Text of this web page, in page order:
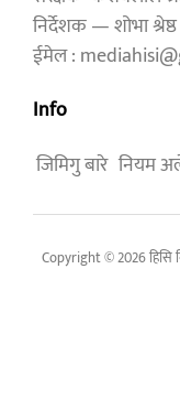
निर्देशक — शोभा श्रेष्ठ
ईमेल :
Info
जिमिगु बारे नियम
Copyright © 2026 हिसि